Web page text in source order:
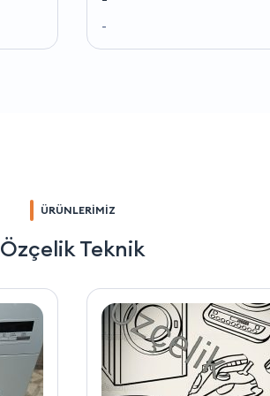
-
ÜRÜNLERİMİZ
Özçelik Teknik